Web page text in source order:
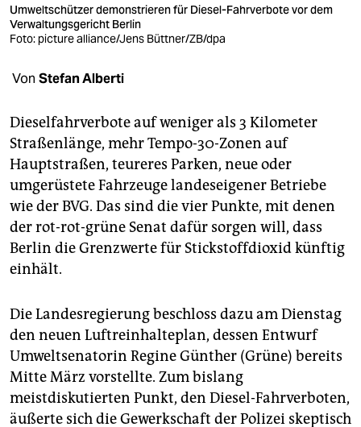
veranstaltungen
unterstützen
abo
genossenschaft
epaper login
Umweltschützer demonstrieren für Diesel-Fahrverbote vor dem
Verwaltungsgericht Berlin
Foto: picture alliance/Jens Büttner/ZB/dpa
Von Stefan Alberti
Dieselfahrverbote auf weniger als 3 Kilometer
Straßenlänge, mehr Tempo-30-Zonen auf
Hauptstraßen, teureres Parken, neue oder
umgerüstete Fahrzeuge landeseigener Betriebe
wie der BVG. Das sind die vier Punkte, mit denen
der rot-rot-grüne Senat dafür sorgen will, dass
Berlin die Grenzwerte für Stickstoffdioxid künftig
einhält.
Die Landesregierung beschloss dazu am Dienstag
den neuen Luftreinhalteplan, dessen Entwurf
Umweltsenatorin Regine Günther (Grüne) bereits
Mitte März vorstellte. Zum bislang
meistdiskutierten Punkt, den Diesel-Fahrverboten,
äußerte sich die Gewerkschaft der Polizei skeptisch